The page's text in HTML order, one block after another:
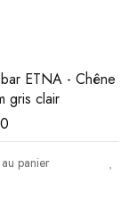
ETNA - Chêne
gris clair
panier